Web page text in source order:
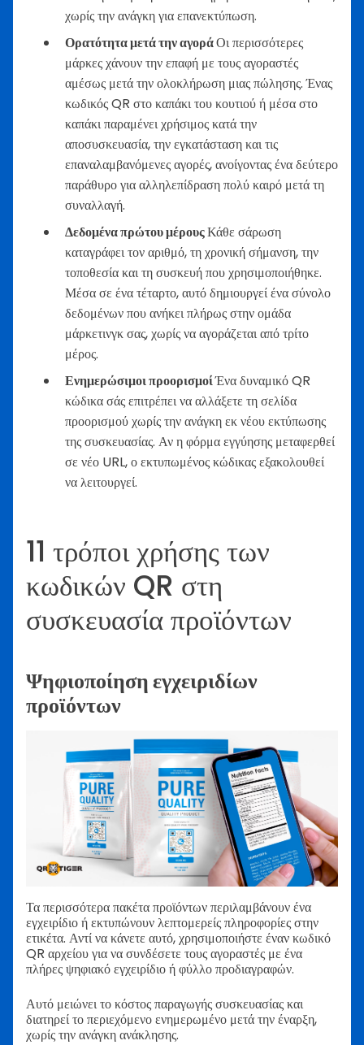
χωρίς την ανάγκη για επανεκτύπωση.
Ορατότητα μετά την αγοράΟι περισσότερες
μάρκες χάνουν την επαφή με τους αγοραστές
αμέσως μετά την ολοκλήρωση μιας πώλησης. Ένας
κωδικός QR στο καπάκι του κουτιού ή μέσα στο
καπάκι παραμένει χρήσιμος κατά την
αποσυσκευασία, την εγκατάσταση και τις
επαναλαμβανόμενες αγορές, ανοίγοντας ένα δεύτερο
παράθυρο για αλληλεπίδραση πολύ καιρό μετά τη
συναλλαγή.
Δεδομένα πρώτου μέρουςΚάθε σάρωση
καταγράφει τον αριθμό, τη χρονική σήμανση, την
τοποθεσία και τη συσκευή που χρησιμοποιήθηκε.
Μέσα σε ένα τέταρτο, αυτό δημιουργεί ένα σύνολο
δεδομένων που ανήκει πλήρως στην ομάδα
μάρκετινγκ σας, χωρίς να αγοράζεται από τρίτο
μέρος.
Ενημερώσιμοι προορισμοίΈνα δυναμικό QR
κώδικα σάς επιτρέπει να αλλάξετε τη σελίδα
προορισμού χωρίς την ανάγκη εκ νέου εκτύπωσης
της συσκευασίας. Αν η φόρμα εγγύησης μεταφερθεί
σε νέο URL, ο εκτυπωμένος κώδικας εξακολουθεί
να λειτουργεί.
11 τρόποι χρήσης των
κωδικών QR στη
συσκευασία προϊόντων
Ψηφιοποίηση εγχειριδίων
προϊόντων
Τα περισσότερα πακέτα προϊόντων περιλαμβάνουν ένα
εγχειρίδιο ή εκτυπώνουν λεπτομερείς πληροφορίες στην
ετικέτα. Αντί να κάνετε αυτό, χρησιμοποιήστε έναν κωδικό
QR αρχείου για να συνδέσετε τους αγοραστές με ένα
πλήρες ψηφιακό εγχειρίδιο ή φύλλο προδιαγραφών.
Αυτό μειώνει το κόστος παραγωγής συσκευασίας και
διατηρεί το περιεχόμενο ενημερωμένο μετά την έναρξη,
χωρίς την ανάγκη ανάκλησης.